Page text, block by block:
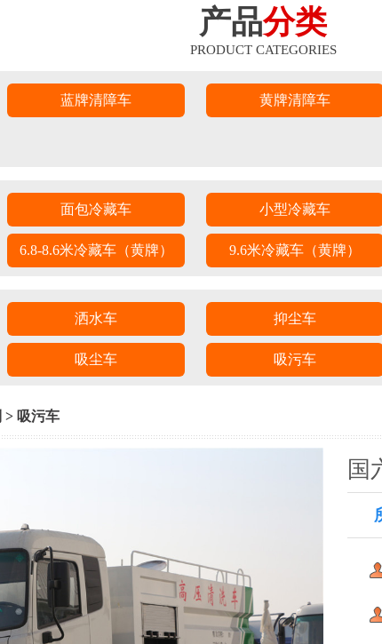
产品分类
PRODUCT CATEGORIES
蓝牌清障车 黄牌清障车
面包冷藏车 小型冷藏车
6.8-8.6米冷藏车（黄牌） 9.6米冷藏车（黄牌）
洒水车 抑尘车
吸尘车 吸污车
> 吸污车
国